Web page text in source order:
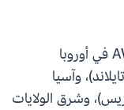
وتتوفر العروض المادية في AWS Glue في أوروبا
وآسيا
وشرق الولايات